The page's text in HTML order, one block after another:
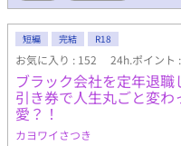
短編 完結 R18
お気に入り : 152 24h.ポイント
ブラック会社を定年退
引き券で人生丸ごと変
愛？！
カヨワイさつき